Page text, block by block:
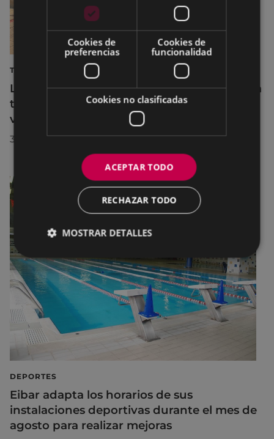
TURISMO
La diputada Azahara Domínguez destaca la
transformación turística de Eibar en su
visita a la localidad
30/07/2026
DEPORTES
Eibar adapta los horarios de sus
instalaciones deportivas durante el mes de
agosto para realizar mejoras
Cookies de
preferencias
Cookies de
funcionalidad
Cookies no clasificadas
ACEPTAR TODO
RECHAZAR TODO
MOSTRAR DETALLES